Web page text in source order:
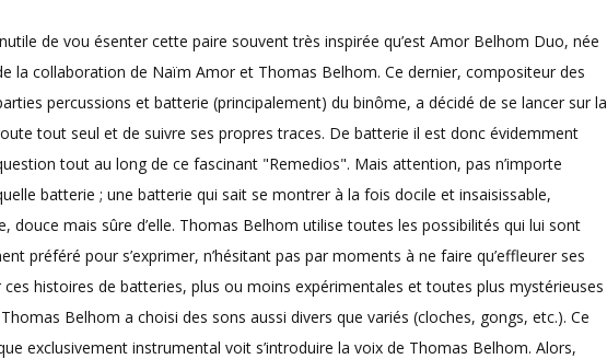
de vou ésenter cette paire souvent très inspirée qu’est Amor Belhom Duo, née
la collaboration de Naïm Amor et Thomas Belhom. Ce dernier, compositeur des
percussions et batterie (principalement) du binôme, a décidé de se lancer sur la
tout seul et de suivre ses propres traces. De batterie il est donc évidemment
tout au long de ce fascinant "Remedios". Mais attention, pas n’importe
batterie ; une batterie qui sait se montrer à la fois docile et insaisissable,
douce mais sûre d’elle. Thomas Belhom utilise toutes les possibilités qui lui sont
préféré pour s’exprimer, n’hésitant pas par moments à ne faire qu’effleurer ses
histoires de batteries, plus ou moins expérimentales et toutes plus mystérieuses
Belhom a choisi des sons aussi divers que variés (cloches, gongs, etc.). Ce
exclusivement instrumental voit s’introduire la voix de Thomas Belhom. Alors,